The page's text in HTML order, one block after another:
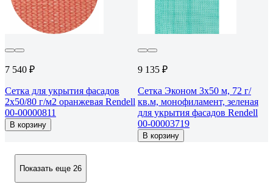
7 540 ₽
Сетка для укрытия фасадов
2х50/80 г/м2 оранжевая Rendell
00-00000811
В корзину
9 135 ₽
Сетка Эконом 3x50 м, 72 г/
кв.м, монофиламент, зеленая
для укрытия фасадов Rendell
00-00003719
В корзину
Показать еще 26